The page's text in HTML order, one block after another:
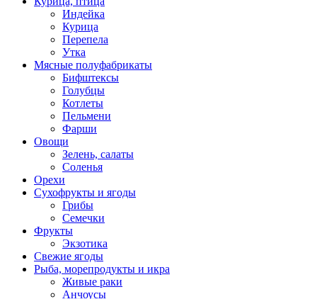
Индейка
Курица
Перепела
Утка
Мясные полуфабрикаты
Бифштексы
Голубцы
Котлеты
Пельмени
Фарши
Овощи
Зелень, салаты
Соленья
Орехи
Сухофрукты и ягоды
Грибы
Семечки
Фрукты
Экзотика
Свежие ягоды
Рыба, морепродукты и икра
Живые раки
Анчоусы